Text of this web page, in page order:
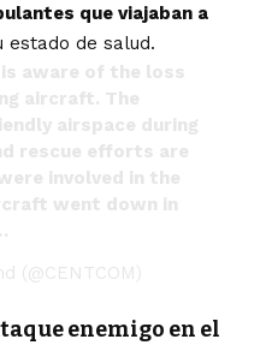
que viajaban a
estado de salud.
is aware of the loss
aircraft. The
airspace during
rescue efforts are
involved in the
went down in
(@CENTCOM)
enemigo en el